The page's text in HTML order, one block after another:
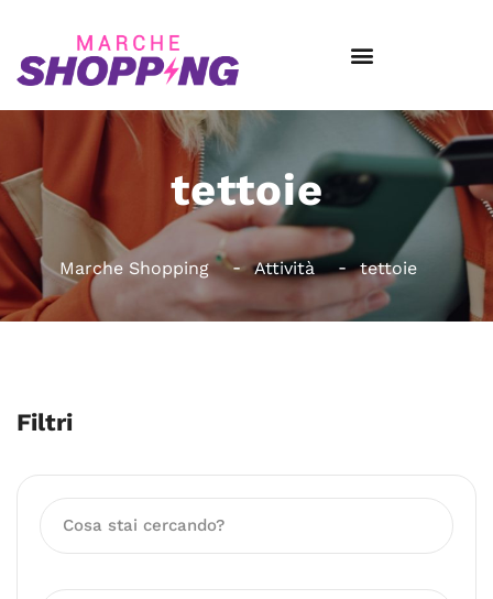
tettoie
Marche Shopping Attività tettoie
Filtri